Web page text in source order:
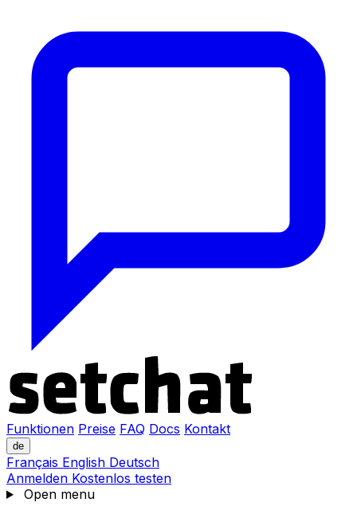
Funktionen Preise FAQ Docs Kontakt
de
Français English Deutsch
Anmelden Kostenlos testen
Open menu